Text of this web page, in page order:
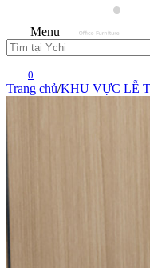
Menu
0
Trang chủ/KHU VỰC LỄ